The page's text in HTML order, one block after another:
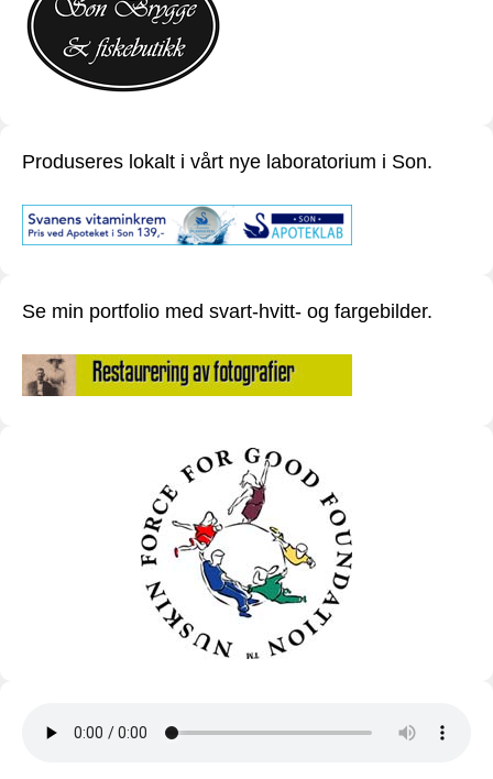
Produseres lokalt i vårt nye laboratorium i Son.
Se min portfolio med svart-hvitt- og fargebilder.